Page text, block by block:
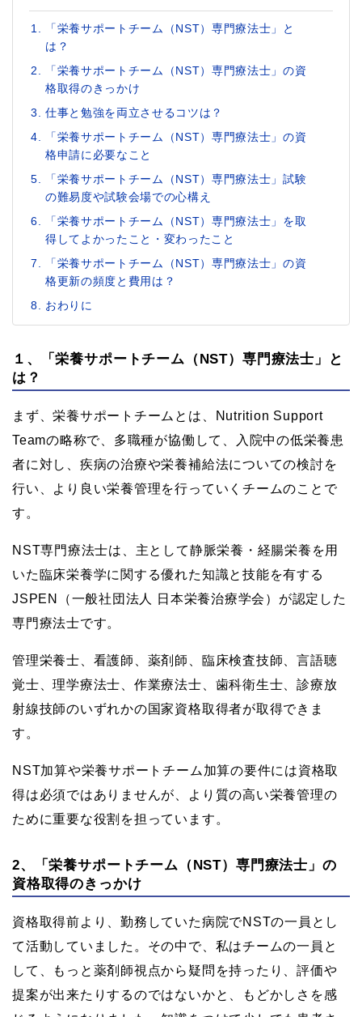
「栄養サポートチーム（NST）専門療法士」と
は？
「栄養サポートチーム（NST）専門療法士」の資
格取得のきっかけ
仕事と勉強を両立させるコツは？
「栄養サポートチーム（NST）専門療法士」の資
格申請に必要なこと
「栄養サポートチーム（NST）専門療法士」試験
の難易度や試験会場での心構え
「栄養サポートチーム（NST）専門療法士」を取
得してよかったこと・変わったこと
「栄養サポートチーム（NST）専門療法士」の資
格更新の頻度と費用は？
おわりに
１、「栄養サポートチーム（NST）専門療法士」と
は？
まず、栄養サポートチームとは、Nutrition Support
Teamの略称で、多職種が協働して、入院中の低栄養患
者に対し、疾病の治療や栄養補給法についての検討を
行い、より良い栄養管理を行っていくチームのことで
す。
NST専門療法士は、主として静脈栄養・経腸栄養を用
いた臨床栄養学に関する優れた知識と技能を有する
JSPEN（一般社団法人 日本栄養治療学会）が認定した
専門療法士です。
管理栄養士、看護師、薬剤師、臨床検査技師、言語聴
覚士、理学療法士、作業療法士、歯科衛生士、診療放
射線技師のいずれかの国家資格取得者が取得できま
す。
NST加算や栄養サポートチーム加算の要件には資格取
得は必須ではありませんが、より質の高い栄養管理の
ために重要な役割を担っています。
2、「栄養サポートチーム（NST）専門療法士」の
資格取得のきっかけ
資格取得前より、勤務していた病院でNSTの一員とし
て活動していました。その中で、私はチームの一員と
して、もっと薬剤師視点から疑問を持ったり、評価や
提案が出来たりするのではないかと、もどかしさを感